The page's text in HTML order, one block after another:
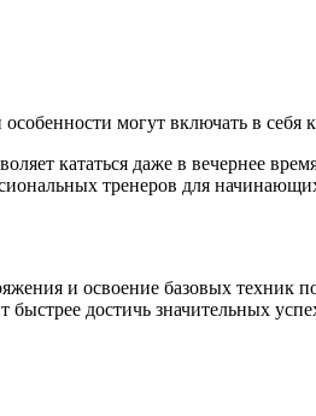
могут включать в себя
кататься даже в вечернее
тренеров для
и освоение базовых техник
достичь значительных